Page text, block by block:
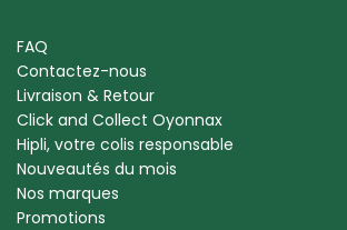
FAQ
Contactez-nous
Livraison & Retour
Click and Collect Oyonnax
Hipli, votre colis responsable
Nouveautés du mois
Nos marques
Promotions